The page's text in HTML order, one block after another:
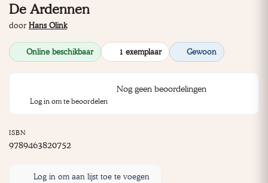
De Ardennen
door Hans Olink
Online beschikbaar 1 exemplaar Gewoon
Nog geen beoordelingen
Log in om te beoordelen
ISBN
9789463820752
Log in om aan lijst toe te voegen